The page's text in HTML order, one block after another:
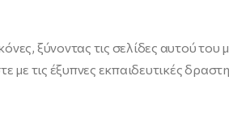
ξύνοντας τις σελίδες αυτού του
με τις έξυπνες εκπαιδευτικές